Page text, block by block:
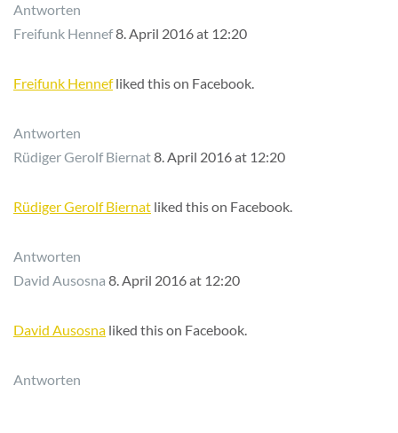
Antworten
Freifunk Hennef8. April 2016 at 12:20
Freifunk Hennefliked this on Facebook.
Antworten
Rüdiger Gerolf Biernat8. April 2016 at 12:20
Rüdiger Gerolf Biernat liked this on Facebook.
Antworten
David Ausosna 8. April 2016 at 12:20
David Ausosna liked this on Facebook.
Antworten